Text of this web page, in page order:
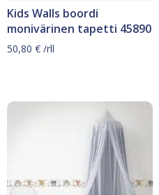
Kids Walls boordi
monivärinen tapetti 45890
50,80 € /rll